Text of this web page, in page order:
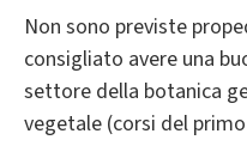
Non sono previste
consigliato avere una
settore della botanica
vegetale (corsi del